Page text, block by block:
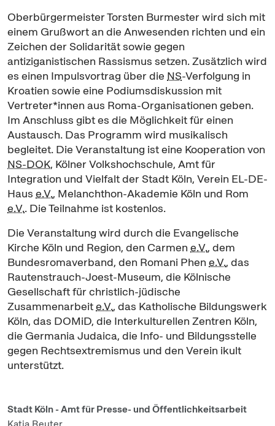
Oberbürgermeister Torsten Burmester wird sich mit
einem Grußwort an die Anwesenden richten und ein
Zeichen der Solidarität sowie gegen
antiziganistischen Rassismus setzen. Zusätzlich wird
es einen Impulsvortrag über die NS-Verfolgung in
Kroatien sowie eine Podiumsdiskussion mit
Vertreter*innen aus Roma-Organisationen geben.
Im Anschluss gibt es die Möglichkeit für einen
Austausch. Das Programm wird musikalisch
begleitet. Die Veranstaltung ist eine Kooperation von
NS-DOK, Kölner Volkshochschule, Amt für
Integration und Vielfalt der Stadt Köln, Verein EL-DE-
Haus e.V., Melanchthon-Akademie Köln und Rom
e.V.. Die Teilnahme ist kostenlos.
Die Veranstaltung wird durch die Evangelische
Kirche Köln und Region, den Carmen e.V., dem
Bundesromaverband, den Romani Phen e.V., das
Rautenstrauch-Joest-Museum, die Kölnische
Gesellschaft für christlich-jüdische
Zusammenarbeite.V., das Katholische Bildungswerk
Köln, das DOMiD, die Interkulturellen Zentren Köln,
die Germania Judaica, die Info- und Bildungsstelle
gegen Rechtsextremismus und den Verein ikult
unterstützt.
Stadt Köln - Amt für Presse- und Öffentlichkeitsarbeit